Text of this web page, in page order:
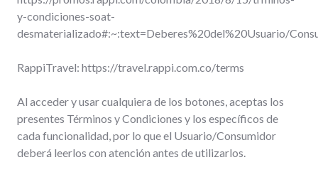
y-condiciones-soat-
desmaterializado#:~:text=Deberes%20del%20Usuario/
RappiTravel: https://travel.rappi.com.co/terms
Al acceder y usar cualquiera de los botones, aceptas los
presentes Términos y Condiciones y los específicos de
cada funcionalidad, por lo que el Usuario/Consumidor
deberá leerlos con atención antes de utilizarlos.